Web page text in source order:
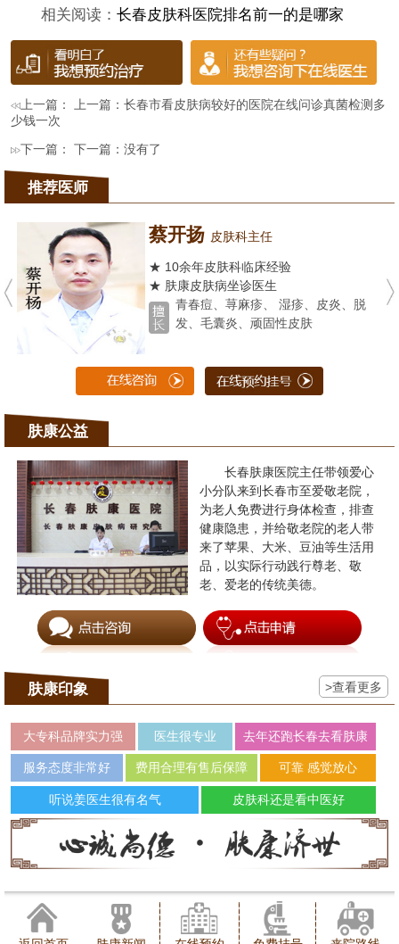
相关阅读： 长春皮肤科医院排名前一的是哪家
上一篇： 上一篇：长春市看皮肤病较好的医院在线问诊真菌检测多
少钱一次
下一篇： 下一篇：没有了
推荐医师
蔡开扬 皮肤科主任
★ 10余年皮肤科临床经验
★ 肤康皮肤病坐诊医生
青春痘、荨麻疹、 湿疹、皮炎、脱
发、毛囊炎、顽固性皮肤
肤康公益
长春肤康医院主任带领爱心
小分队来到长春市至爱敬老院，
为老人免费进行身体检查，排查
健康隐患，并给敬老院的老人带
来了苹果、大米、豆油等生活用
品，以实际行动践行尊老、敬
老、爱老的传统美德。
肤康印象 >查看更多
大专科品牌实力强 医生很专业 去年还跑长春去看肤康
服务态度非常好 费用合理有售后保障 可靠 感觉放心
听说姜医生很有名气 皮肤科还是看中医好